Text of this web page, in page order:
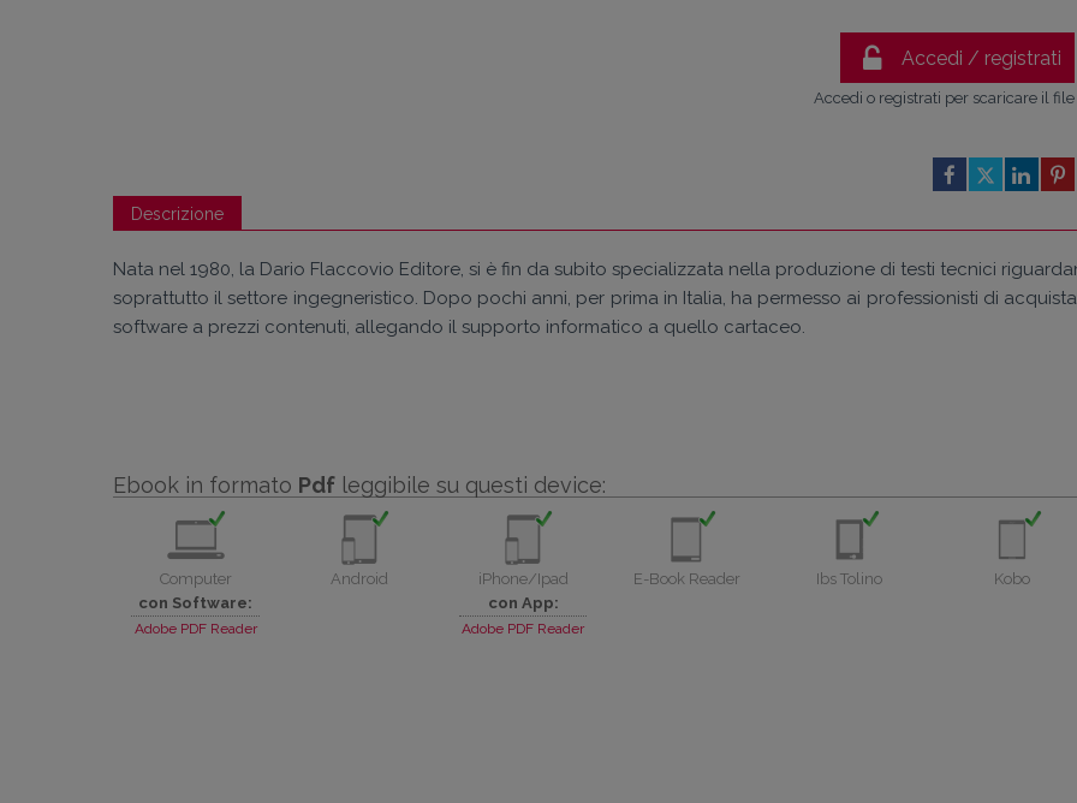
Accedi / registrati
Accedi o registrati per scaricare il file
Descrizione
Nata nel 1980, la Dario Flaccovio Editore, si è fin da subito specializzata nella produzione di testi tecnici
soprattutto il settore ingegneristico. Dopo pochi anni, per prima in Italia, ha permesso ai professionisti di
software a prezzi contenuti, allegando il supporto informatico a quello cartaceo.
Ebook in formato Pdf leggibile su questi device:
Computer
con Software:
Adobe PDF Reader
Android
iPhone/Ipad
con App:
Adobe PDF Reader
E-Book Reader Ibs Tolino Kobo